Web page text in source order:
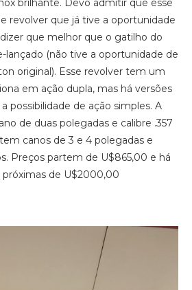
revolver que já tive a oportunidade
que melhor que o gatilho do
lançado (não tive a oportunidade de
original). Esse revolver tem um
em ação dupla, mas há versões
possibilidade de ação simples. A
de duas polegadas e calibre .357
canos de 3 e 4 polegadas e
Preços partem de U$865,00 e há
de U$2000,00